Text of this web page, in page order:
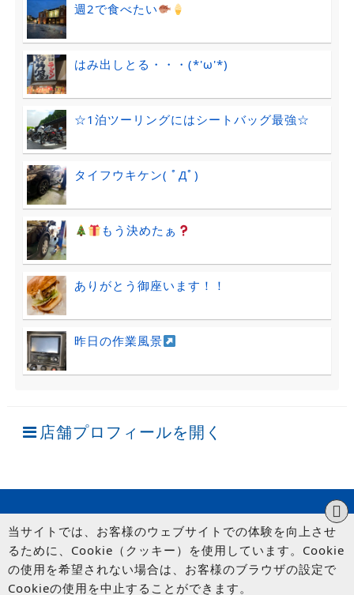
週2で食べたい
はみ出しとる・・・(*'ω'*)
☆1泊ツーリングにはシートバッグ最強☆
タイフウキケン( ﾟДﾟ)
もう決めたぁ
ありがとう御座います！！
昨日の作業風景
店舗プロフィールを開く
当サイトでは、お客様のウェブサイトでの体験を向上させ
るために、Cookie（クッキー）を使用しています。Cookie
の使用を希望されない場合は、お客様のブラウザの設定で
Cookieの使用を中止することができます。